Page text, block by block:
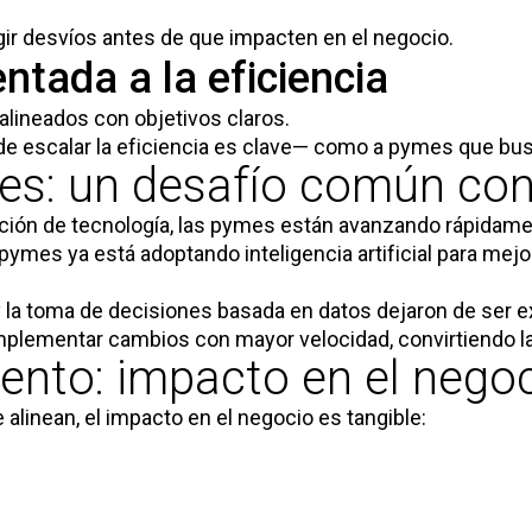
desvíos antes de que impacten en el negocio.
a la eficiencia
con objetivos claros.
escalar la eficiencia es clave— como a pymes que
un desafío común
de tecnología, las pymes están avanzando
ya está adoptando inteligencia artificial para
toma de decisiones basada en datos dejaron de ser
cambios con mayor velocidad, convirtiendo
impacto en el
el impacto en el negocio es tangible: